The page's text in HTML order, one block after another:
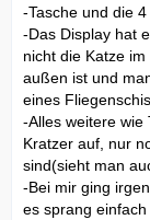
-Tasche und die
-Das Display hat
nicht die Katze
außen ist und
eines
-Alles weitere wie
Kratzer auf, nur
sind(sieht man
-Bei mir ging
es sprang